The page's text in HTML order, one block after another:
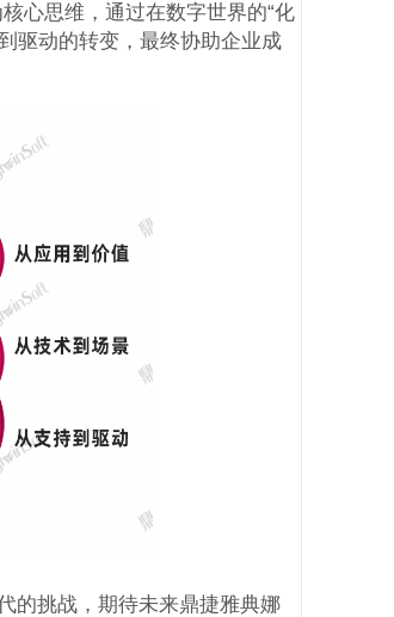
心思维，通过在数字世界的“化
驱动的转变，最终协助企业成
的挑战，期待未来鼎捷雅典娜